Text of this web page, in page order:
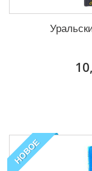
НОВОЕ